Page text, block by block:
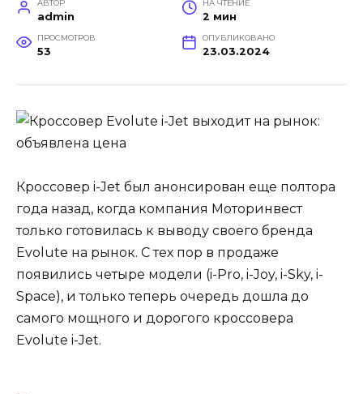
АВТОР
admin
НА ЧТЕНИЕ
2 мин
ПРОСМОТРОВ
53
ОПУБЛИКОВАНО
23.03.2024
Кроссовер i-Jet был анонсирован еще полтора
года назад, когда компания Моторинвест
только готовилась к выводу своего бренда
Evolute на рынок. С тех пор в продаже
появились четыре модели (i-Pro, i-Joy, i-Sky, i-
Space), и только теперь очередь дошла до
самого мощного и дорогого кроссовера
Evolute i-Jet.